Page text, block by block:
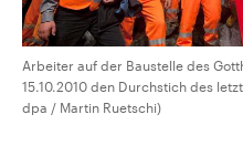
Arbeiter auf der Baustelle des
15.10.2010 den Durchstich des
dpa / Martin Ruetschi)